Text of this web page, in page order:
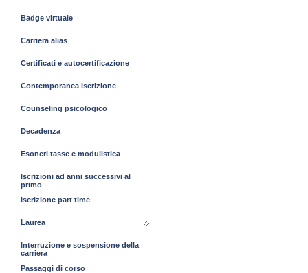
Badge virtuale
Carriera alias
Certificati e autocertificazione
Contemporanea iscrizione
Counseling psicologico
Decadenza
Esoneri tasse e modulistica
Iscrizioni ad anni successivi al
primo
Iscrizione part time
Laurea
Interruzione e sospensione della
carriera
Passaggi di corso